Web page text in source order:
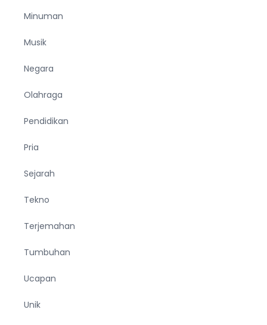
Minuman
Musik
Negara
Olahraga
Pendidikan
Pria
Sejarah
Tekno
Terjemahan
Tumbuhan
Ucapan
Unik